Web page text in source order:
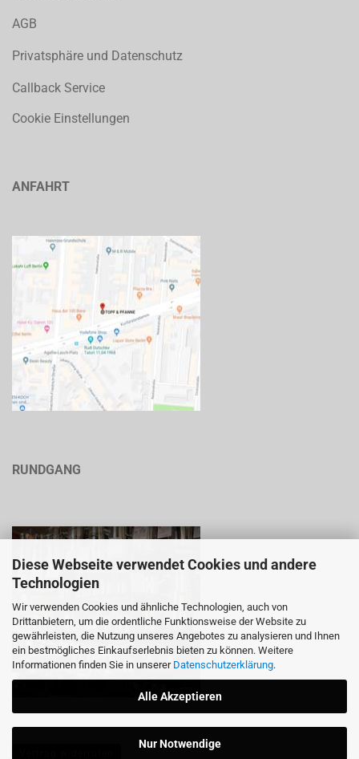
Diese Webseite verwendet Cookies und andere
Technologien
Wir verwenden Cookies und ähnliche Technologien, auch von
Drittanbietern, um die ordentliche Funktionsweise der Website zu
gewährleisten, die Nutzung unseres Angebotes zu analysieren und Ihnen
ein bestmögliches Einkaufserlebnis bieten zu können. Weitere
Informationen finden Sie in unserer Datenschutzerklärung.
Alle Akzeptieren
Nur Notwendige
AGB
Privatsphäre und Datenschutz
Callback Service
Cookie Einstellungen
ANFAHRT
RUNDGANG